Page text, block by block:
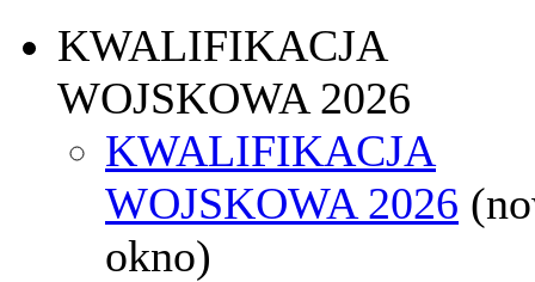
KWALIFIKACJA
WOJSKOWA 2026
KWALIFIKACJA
WOJSKOWA 2026
okno)